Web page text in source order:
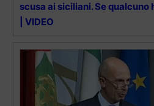
scusa ai siciliani. Se qualcuno
| VIDEO